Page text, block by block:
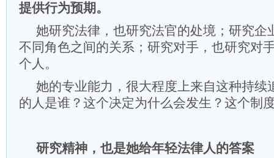
提供行为预期。
她研究法律，也研究法官的处境；研究企
不同角色之间的关系；研究对手，也研究对
个人。
她的专业能力，很大程度上来自这种持续
的人是谁？这个决定为什么会发生？这个制
研究精神，也是她给年轻法律人的答案